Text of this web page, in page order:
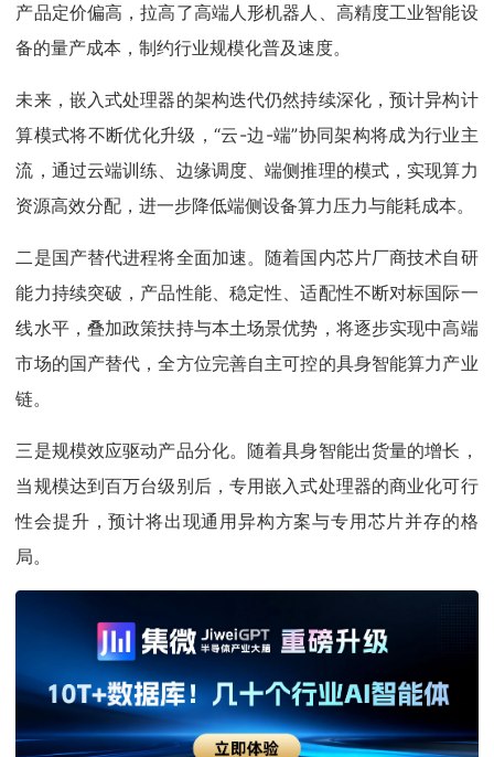
产品定价偏高，拉高了高端人形机器人、高精度工业智能设
备的量产成本，制约行业规模化普及速度。
未来，嵌入式处理器的架构迭代仍然持续深化，预计异构计
算模式将不断优化升级，“云-边-端”协同架构将成为行业主
流，通过云端训练、边缘调度、端侧推理的模式，实现算力
资源高效分配，进一步降低端侧设备算力压力与能耗成本。
二是国产替代进程将全面加速。随着国内芯片厂商技术自研
能力持续突破，产品性能、稳定性、适配性不断对标国际一
线水平，叠加政策扶持与本土场景优势，将逐步实现中高端
市场的国产替代，全方位完善自主可控的具身智能算力产业
链。
三是规模效应驱动产品分化。随着具身智能出货量的增长，
当规模达到百万台级别后，专用嵌入式处理器的商业化可行
性会提升，预计将出现通用异构方案与专用芯片并存的格
局。